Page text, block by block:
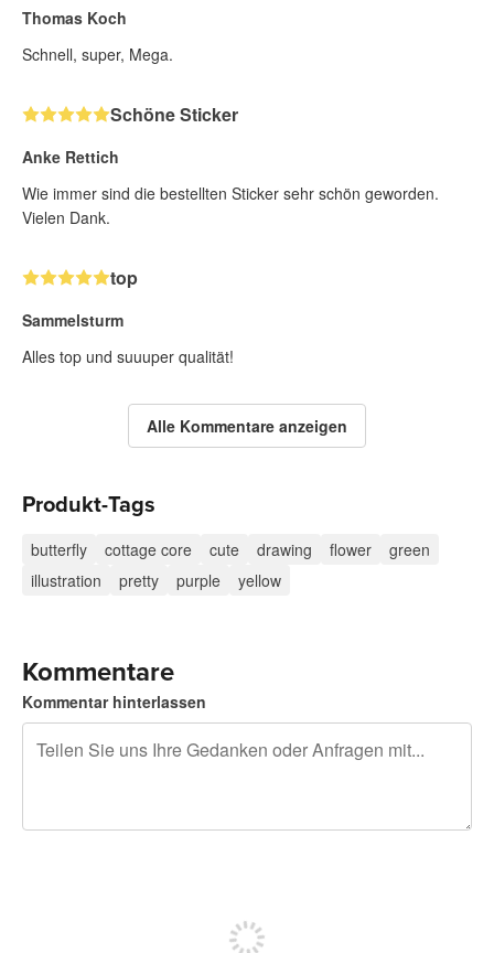
Thomas Koch
Schnell, super, Mega.
Schöne Sticker
Anke Rettich
Wie immer sind die bestellten Sticker sehr schön geworden.
Vielen Dank.
top
Sammelsturm
Alles top und suuuper qualität!
Alle Kommentare anzeigen
Produkt-Tags
butterfly cottage core cute drawing flower
green
illustration
pretty purple yellow
Kommentare
Kommentar hinterlassen